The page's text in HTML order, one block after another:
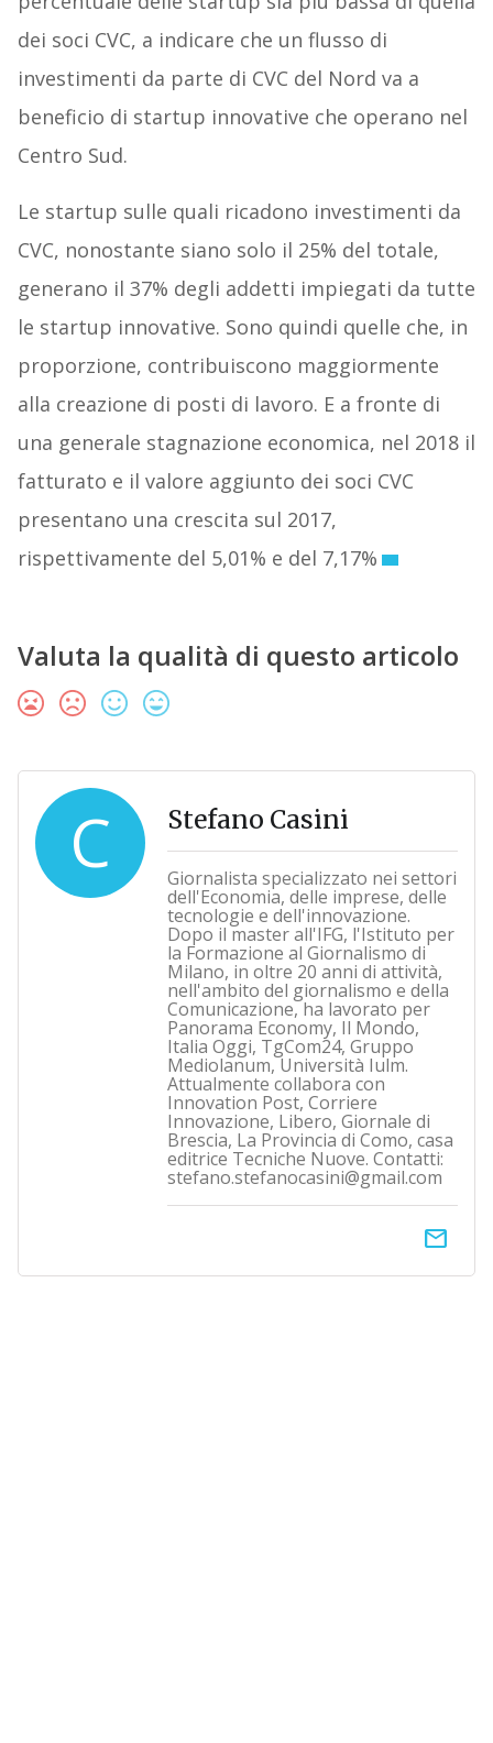
dei soci CVC, a indicare che un flusso di
investimenti da parte di CVC del Nord va a
beneficio di startup innovative che operano nel
Centro Sud.
Le startup sulle quali ricadono investimenti da
CVC, nonostante siano solo il 25% del totale,
generano il 37% degli addetti impiegati da tutte
le startup innovative. Sono quindi quelle che, in
proporzione, contribuiscono maggiormente
alla creazione di posti di lavoro. E a fronte di
una generale stagnazione economica, nel 2018 il
fatturato e il valore aggiunto dei soci CVC
presentano una crescita sul 2017,
rispettivamente del 5,01% e del 7,17%
Valuta la qualità di questo articolo
C Stefano Casini
Giornalista specializzato nei settori
dell'Economia, delle imprese, delle
tecnologie e dell'innovazione.
Dopo il master all'IFG, l'Istituto per
la Formazione al Giornalismo di
Milano, in oltre 20 anni di attività,
nell'ambito del giornalismo e della
Comunicazione, ha lavorato per
Panorama Economy, Il Mondo,
Italia Oggi, TgCom24, Gruppo
Mediolanum, Università Iulm.
Attualmente collabora con
Innovation Post, Corriere
Innovazione, Libero, Giornale di
Brescia, La Provincia di Como, casa
editrice Tecniche Nuove. Contatti:
stefano.stefanocasini@gmail.com
email